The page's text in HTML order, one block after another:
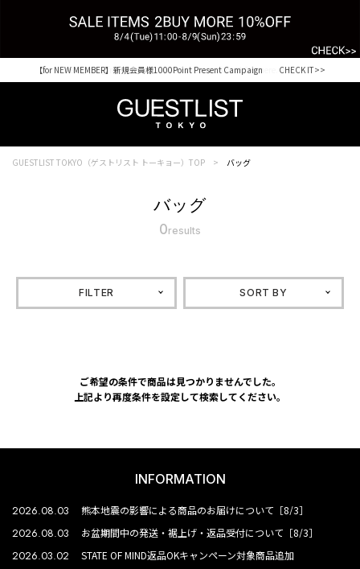
Shopping from outside Japan? Visit our Global Site here. >>
【for NEW MEMBER】新規会員様1000Point Present Campaign CHECK IT>>
GUESTLIST TOKYO（ゲストリスト トーキョー）TOP バッグ
バッグ
0results
FILTER SORT BY
ご希望の条件で商品は見つかりませんでした。
上記より再度条件を設定して検索してください。
INFORMATION
2026.08.03 熊本地震の影響による商品のお届けについて［8/3］
2026.08.03 お盆期間中の発送・裾上げ・返品受付について［8/3］
2026.03.02 STATE OF MIND返品OKキャンペーン対象商品追加